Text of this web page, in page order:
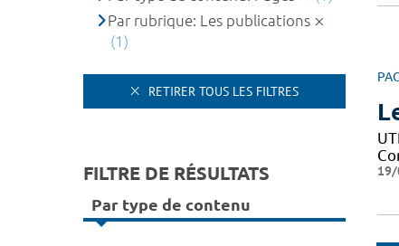
Par rubrique: Les publications
(1)
RETIRER TOUS LES FILTRES
FILTRE DE RÉSULTATS
Par type de contenu